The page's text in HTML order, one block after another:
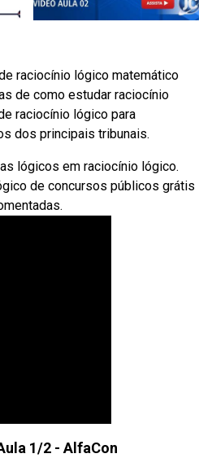
raciocínio lógico matemático
de como estudar raciocínio
raciocínio lógico para
dos principais tribunais.
lógicos em raciocínio lógico.
de concursos públicos grátis
1/2 - AlfaCon